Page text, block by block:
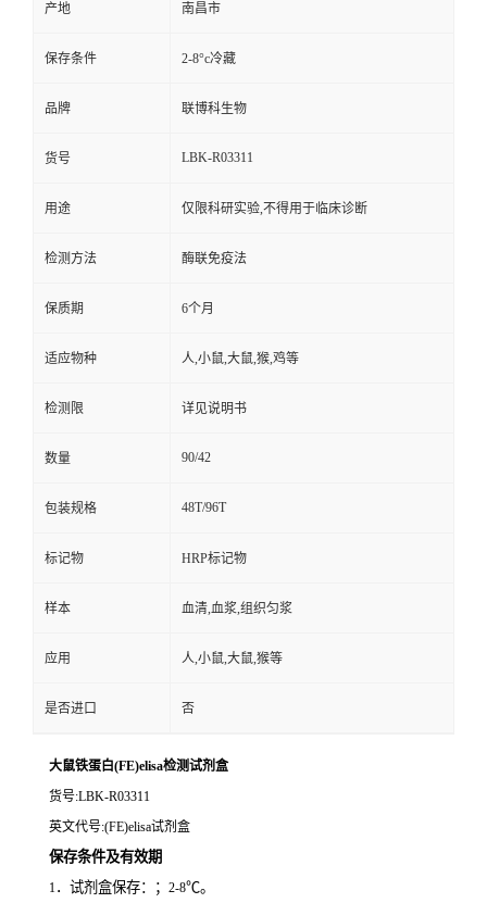
产地 南昌市
保存条件 2-8°c冷藏
品牌 联博科生物
货号 LBK-R03311
用途 仅限科研实验,不得用于临床诊断
检测方法 酶联免疫法
保质期 6个月
适应物种 人,小鼠,大鼠,猴,鸡等
检测限 详见说明书
数量 90/42
包装规格 48T/96T
标记物 HRP标记物
样本 血清,血浆,组织匀浆
应用 人,小鼠,大鼠,猴等
是否进口 否
大鼠铁蛋白(FE)elisa检测试剂盒
货号:LBK-R03311
英文代号:(FE)elisa试剂盒
保存条件及有效期
1．试剂盒保存：； 2-8℃。